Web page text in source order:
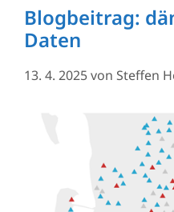
Blogbeitrag:
Daten
13. 4. 2025von Steffen